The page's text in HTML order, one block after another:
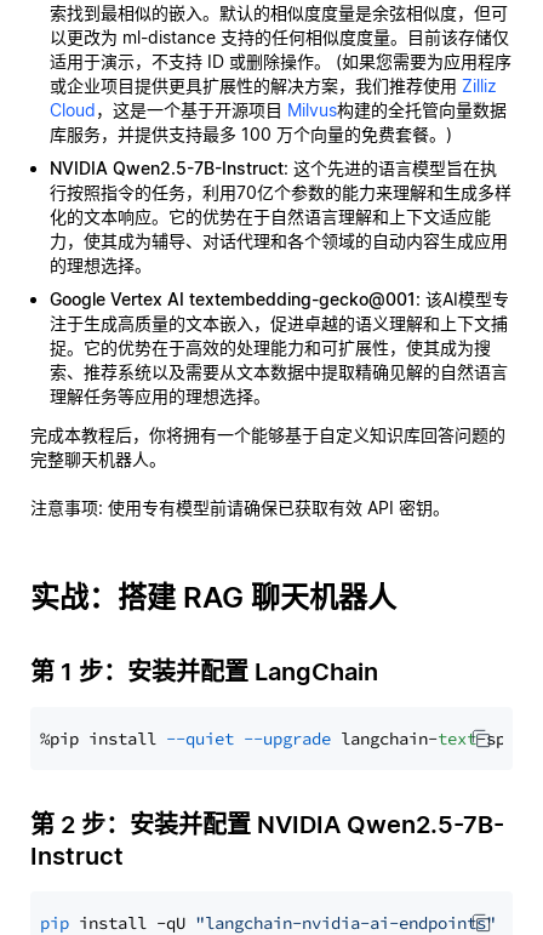
索找到最相似的嵌入。默认的相似度度量是余弦相似度，但可
以更改为 ml-distance 支持的任何相似度度量。目前该存储仅
适用于演示，不支持 ID 或删除操作。 (如果您需要为应用程序
或企业项目提供更具扩展性的解决方案，我们推荐使用 Zilliz
Cloud，这是一个基于开源项目 Milvus构建的全托管向量数据
库服务，并提供支持最多 100 万个向量的免费套餐。)
NVIDIA Qwen2.5-7B-Instruct: 这个先进的语言模型旨在执
行按照指令的任务，利用70亿个参数的能力来理解和生成多样
化的文本响应。它的优势在于自然语言理解和上下文适应能
力，使其成为辅导、对话代理和各个领域的自动内容生成应用
的理想选择。
Google Vertex AI textembedding-gecko@001: 该AI模型专
注于生成高质量的文本嵌入，促进卓越的语义理解和上下文捕
捉。它的优势在于高效的处理能力和可扩展性，使其成为搜
索、推荐系统以及需要从文本数据中提取精确见解的自然语言
理解任务等应用的理想选择。
完成本教程后，你将拥有一个能够基于自定义知识库回答问题的
完整聊天机器人。
注意事项: 使用专有模型前请确保已获取有效 API 密钥。
实战：搭建 RAG 聊天机器人
第 1 步：安装并配置 LangChain
%pip install --quiet --upgrade langchain-text
第 2 步：安装并配置 NVIDIA Qwen2.5-7B-
Instruct
pip install -qU "langchain-nvidia-ai-endpoints"